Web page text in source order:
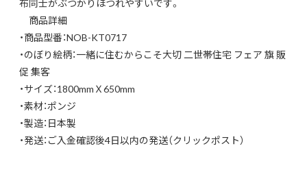
布同士がぶつかりほつれやすいです。
商品詳細
・商品型番：NOB-KT0717
・のぼり絵柄：一緒に住むからこそ大切 二世帯住宅 フェア 旗 販
促 集客
・サイズ：1800mmＸ650mm
・素材：ポンジ
・製造：日本製
・発送：ご入金確認後4日以内の発送（クリックポスト）